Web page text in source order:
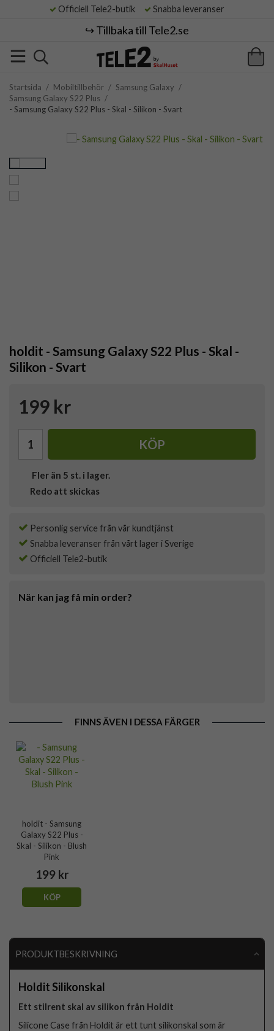
Officiell Tele2-butik Snabba leveranser
↪️ Tillbaka till Tele2.se
Startsida / Mobiltillbehör / Samsung Galaxy /
Samsung Galaxy S22 Plus /
- Samsung Galaxy S22 Plus - Skal - Silikon - Svart
holdit - Samsung Galaxy S22 Plus - Skal -
Silikon - Svart
199 kr
KÖP
Fler än 5 st. i lager.
Redo att skickas
Personlig service från vår kundtjänst
Snabba leveranser från vårt lager i Sverige
Officiell Tele2-butik
När kan jag få min order?
FINNS ÄVEN I DESSA FÄRGER
holdit - Samsung
Galaxy S22 Plus -
Skal - Silikon - Blush
Pink
199 kr
KÖP
PRODUKTBESKRIVNING
Holdit Silikonskal
Ett stilrent skal av silikon från Holdit
Silicone Case från Holdit är ett tunt silikonskal som är